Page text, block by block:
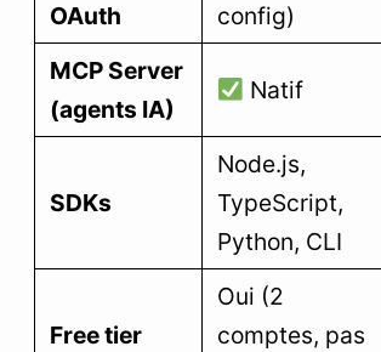
OAuth
config)
MCP Server
(agents IA)
Natif
SDKs
Node.js,
TypeScript,
Python, CLI
Free tier
Oui (2
comptes, pas